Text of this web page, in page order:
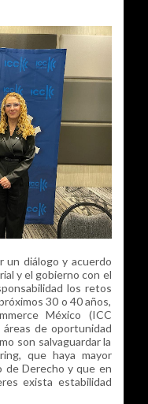
un diálogo y acuerdo
y el gobierno con el
los retos
30 o 40 años,
México (ICC
de oportunidad
son salvaguardar la
que haya mayor
de Derecho y que en
exista estabilidad